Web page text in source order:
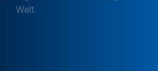
Welt.